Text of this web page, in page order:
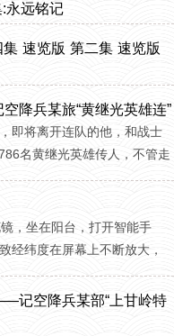
永远铭记
集 速览版 第二集 速览版
降兵某旅“黄继光英雄连”
即将离开连队的他，和战士
名黄继光英雄传人，不管走
，坐在阳台，打开智能手
经纬度在屏幕上不断放大，
记空降兵某部“上甘岭特